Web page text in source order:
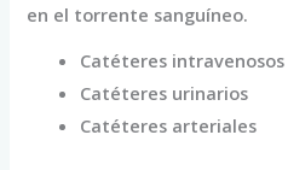
en el torrente sanguíneo.
Catéteres
Catéteres urinarios
Catéteres arteriales